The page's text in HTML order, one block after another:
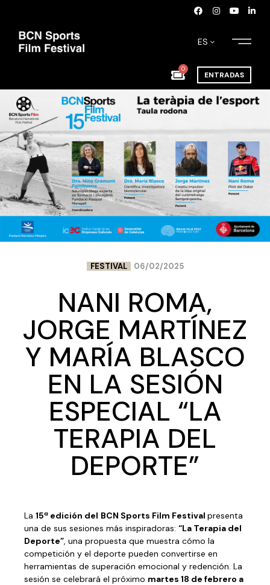
ES
0
ENTRADAS
FESTIVAL 06/02/2025
NANI ROMA,
JORGE MARTÍNEZ
Y MARÍA BLASCO
EN LA SESIÓN
ESPECIAL “LA
TERAPIA DEL
DEPORTE”
La 15ª edición del BCN Sports Film Festival presenta
una de sus sesiones más inspiradoras: “La Terapia del
Deporte”, una propuesta que muestra cómo la
competición y el deporte pueden convertirse en
herramientas de superación emocional y redención. La
sesión se celebrará el próximo martes 18 de febrero a